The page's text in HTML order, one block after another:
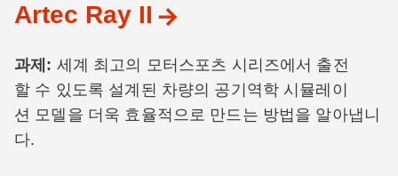
Artec Ray II
과제: 세계 최고의 모터스포츠 시리즈에서 출전
할 수 있도록 설계된 차량의 공기역학 시뮬레이
션 모델을 더욱 효율적으로 만드는 방법을 알아냅니
다.